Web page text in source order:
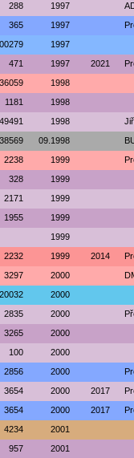
288 1997
365 1997
1997
471 1997 2021
36059 1998
1181 1998
1998
38569 09.1998
2238 1999
328 1999
2171 1999
1955 1999
1999
2232 1999 2014
3297 2000
20032 2000
2835 2000
3265 2000
100 2000
2856 2000
3654 2000 2017
3654 2000 2017
4234 2001
957 2001